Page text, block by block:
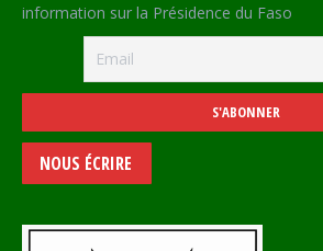
information sur la Présidence du Faso
NOUS ÉCRIRE